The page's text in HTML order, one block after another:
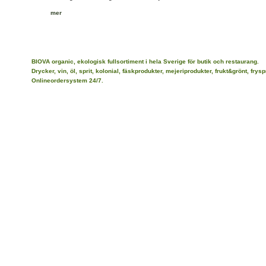
mer
BIOVA organic, ekologisk fullsortiment i hela Sverige för butik och restaurang.
Drycker, vin, öl, sprit, kolonial, fäskprodukter, mejeriprodukter, frukt&grönt,
Onlineordersystem 24/7.